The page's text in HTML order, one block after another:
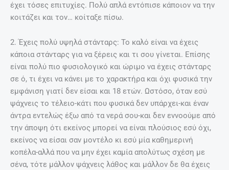
έχει τόσες επιτυχίες. Πολύ απλά εντόπισε κάποιον να την
κοιτάζει και τον… κοίταξε πίσω.
2. Έχεις πολύ υψηλά στάνταρς: Το καλό είναι να έχεις
κάποια στάνταρς για να ξέρεις και τι σου γίνεται. Επίσης
είναι πολύ πιο φυσιολογικό και ώριμο να έχεις στάνταρς
σε ό, τι έχει να κάνει με το χαρακτήρα και όχι φυσικά την
εμφάνιση γιατί δεν είσαι και 18 ετών. Ωστόσο, όταν εσύ
ψάχνεις το τέλειο-κάτι που φυσικά δεν υπάρχει-και έναν
άντρα εντελώς έξω από τα νερά σου-και δεν εννοούμε από
την άποψη ότι εκείνος μπορεί να είναι πλούσιος εσύ όχι,
εκείνος να είσαι σαν μοντέλο κι εσύ μία καθημερινή
κοπέλα-αλλά που να μην έχει καμία απολύτως σχέση με
σένα, τότε μάλλον ψάχνεις λάθος και μάλλον δε θα έχεις